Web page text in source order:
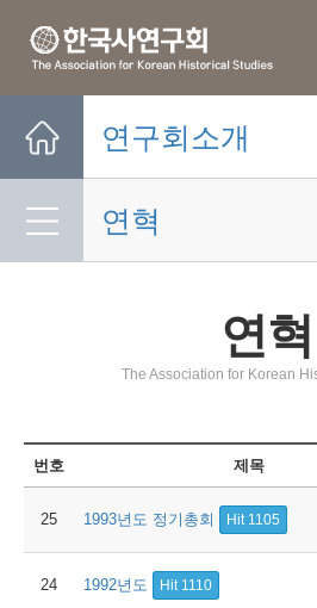
연구회소개
연혁
연혁
The Association for Korean
번호 제목
25 1993년도 정기총회 Hit 1105
24 1992년도 Hit 1110